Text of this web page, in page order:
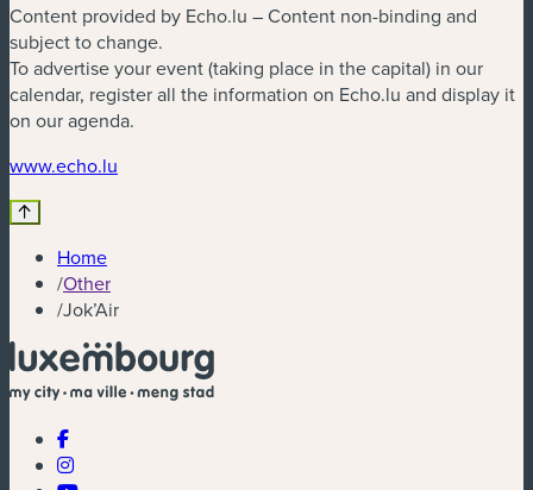
Content provided by Echo.lu – Content non-binding and
subject to change.
To advertise your event (taking place in the capital) in our
calendar, register all the information on Echo.lu and display it
on our agenda.
www.echo.lu
Home
/Other
/Jok’Air